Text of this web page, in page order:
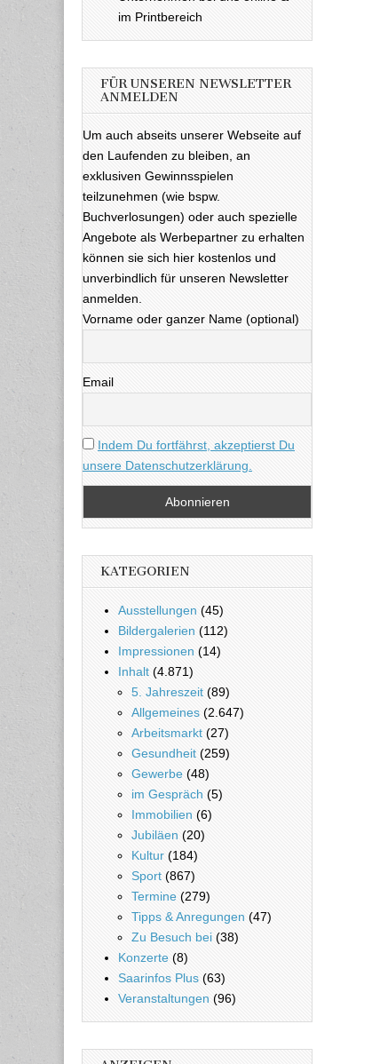
im Printbereich
FÜR UNSEREN NEWSLETTER
ANMELDEN
Um auch abseits unserer Webseite auf
den Laufenden zu bleiben, an
exklusiven Gewinnsspielen
teilzunehmen (wie bspw.
Buchverlosungen) oder auch spezielle
Angebote als Werbepartner zu erhalten
können sie sich hier kostenlos und
unverbindlich für unseren Newsletter
anmelden.
Vorname oder ganzer Name (optional)
Email
Indem Du fortfährst, akzeptierst Du
unsere Datenschutzerklärung.
KATEGORIEN
Ausstellungen (45)
Bildergalerien (112)
Impressionen (14)
Inhalt (4.871)
5. Jahreszeit (89)
Allgemeines (2.647)
Arbeitsmarkt (27)
Gesundheit (259)
Gewerbe (48)
im Gespräch (5)
Immobilien (6)
Jubiläen (20)
Kultur (184)
Sport (867)
Termine (279)
Tipps & Anregungen (47)
Zu Besuch bei (38)
Konzerte (8)
Saarinfos Plus (63)
Veranstaltungen (96)